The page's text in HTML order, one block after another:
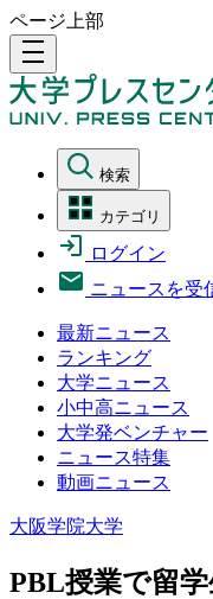
ページ上部
density_medium
検索
カテゴリ
ログイン
ニュースを受
最新ニュース
ランキング
大学ニュース
小中高ニュース
大学発ベンチャー
ニュース特集
動画ニュース
大阪学院大学
PBL授業で留